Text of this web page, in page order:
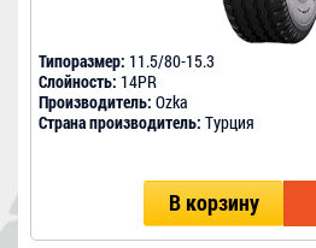
Типоразмер: 11.5/80-15.3
Слойность: 14PR
Производитель: Ozka
Страна производитель: Турция
В корзину